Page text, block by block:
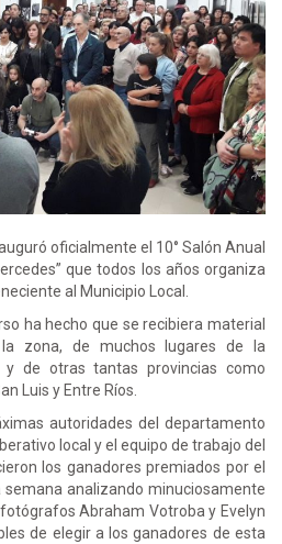
oficialmente el 10° Salón Anual
que todos los años organiza
al Municipio Local.
ha hecho que se recibiera material
zona, de muchos lugares de la
y de otras tantas provincias como
Luis y Entre Ríos.
autoridades del departamento
local y el equipo de trabajo del
los ganadores premiados por el
analizando minuciosamente
Abraham Votroba y Evelyn
de elegir a los ganadores de esta